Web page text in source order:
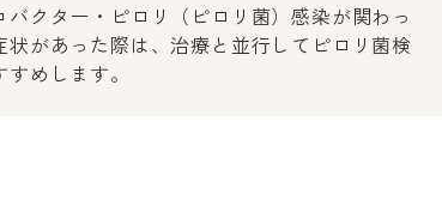
クター・ピロリ（ピロリ菌）感染が関わっ
があった際は、治療と並行してピロリ菌検
めします。